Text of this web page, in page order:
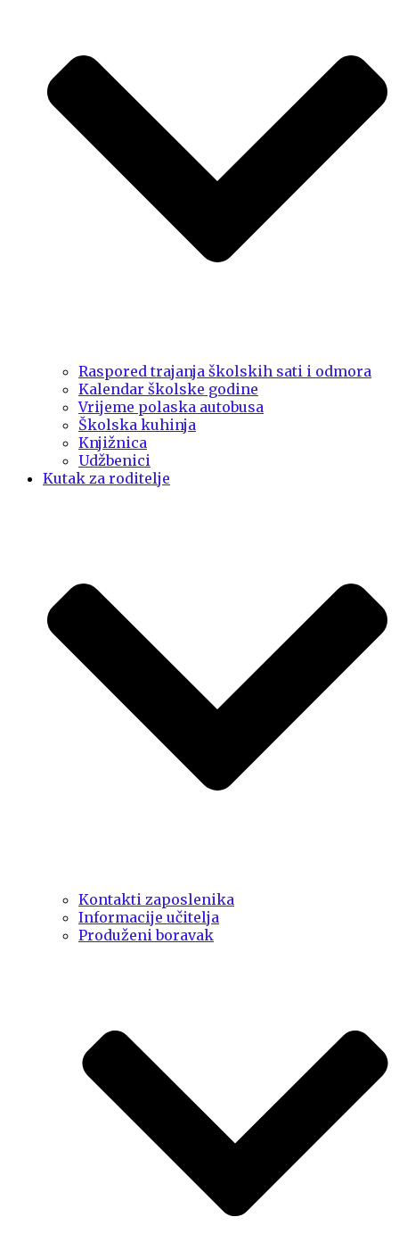
Raspored trajanja školskih sati i odmora
Kalendar školske godine
Vrijeme polaska autobusa
Školska kuhinja
Knjižnica
Udžbenici
Kutak za roditelje
Kontakti zaposlenika
Informacije učitelja
Produženi boravak